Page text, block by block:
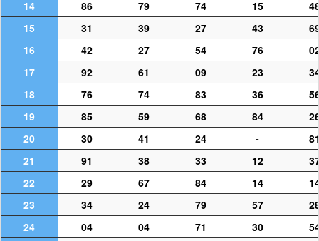
14 86 79 74 15
15
31 39 27 43
16
42 27 54 76
17
92 61 09 23
18
76 74 83 36
19
85 59 68 84
20
30 41 24 -
21
91 38 33 12
22
29 67 84 14
23
34 24 79 57
24
04 04 71 30